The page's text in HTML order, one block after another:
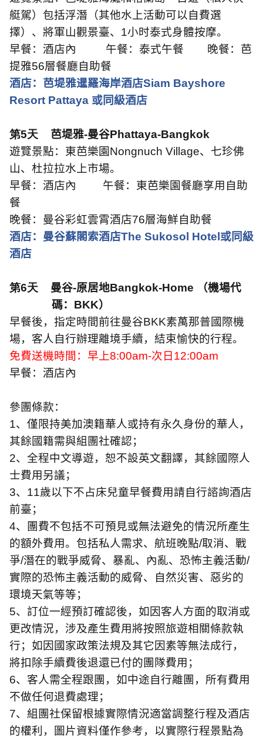
艇駕）包括浮潛（其他水上活動可以自費選
擇）、將軍山觀景臺、 1小时泰式身體按摩。
早餐：酒店內
午餐：泰式午餐
晚餐：芭
提雅56層餐廳自助餐
酒店：芭堤雅暹羅海岸酒店Siam Bayshore
Resort Pattaya 或同級酒店
第5天 芭堤雅-曼谷Phattaya-Bangkok
遊覽景點：東芭樂園Nongnuch Village、七珍佛
山、杜拉拉水上市場。
早餐：酒店內
午餐：東芭樂園餐廳享用自助
餐
晚餐：曼谷彩虹雲霄酒店76層海鮮自助餐
酒店：曼谷蘇閣索酒店The Sukosol Hotel 或同級
酒店
第6天 曼谷-原居地Bangkok-Home
（機場代
碼： BKK）
早餐後，指定時間前往曼谷BKK素萬那普國際機
場，客人自行辦理離境手續，結束愉快的行程。
免費送機時間：早上8:00am-次日 12:00am
早餐：酒店內
參團條款：
1、僅限持美加澳籍華人或持有永久身份的華人，
其餘國籍需與組團社確認；
2、全程中文導遊，恕不設英文翻譯，其餘國際人
士費用另議；
3、 11歲以下不占床兒童早餐費用請自行諮詢酒店
前臺；
4、團費不包括不可預見或無法避免的情況所產生
的額外費用。包括私人需求、航班晚點/取消、戰
爭/潛在的戰爭威脅、暴亂、內亂、恐怖主義活動/
實際的恐怖主義活動的威脅、自然災害、惡劣的
環境天氣等等；
5、訂位一經預訂確認後，如因客人方面的取消或
更改情況，涉及產生費用將按照旅遊相關條款執
行；如因國家政策法規及其它因素等無法成行，
將扣除手續費後退還已付的團隊費用；
6、客人需全程跟團，如中途自行離團，所有費用
不做任何退費處理；
7、組團社保留根據實際情況適當調整行程及酒店
的權利，圖片資料僅作參考，以實際行程景點為